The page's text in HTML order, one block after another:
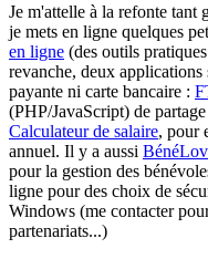
Je m'attelle à la refonte tant
je mets en ligne quelques
en ligne (des outils
revanche, deux applications
payante ni carte bancaire :
(PHP/JavaScript) de
Calculateur de salaire, pour
annuel. Il y a aussi
pour la gestion des
ligne pour des choix de
Windows (me contacter
partenariats...)